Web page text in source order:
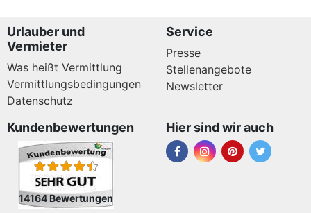
Urlauber und
Vermieter
Was heißt Vermittlung
Vermittlungsbedingungen
Datenschutz
Service
Presse
Stellenangebote
Newsletter
Kundenbewertungen
14164 Bewertungen
Hier sind wir auch